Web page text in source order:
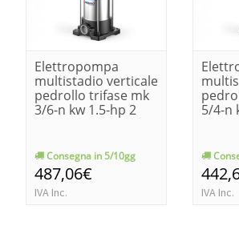
Elettropompa
multistadio verticale
pedrollo trifase mk
3/6-n kw 1.5-hp 2
Consegna in 5/10gg
487,06€
IVA Inc.
5/4-n
IVA Inc.